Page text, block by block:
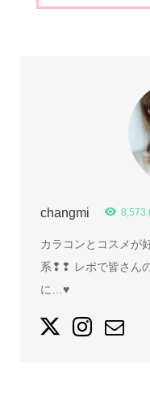
changmi
カラコンとコスメが
系❢❢ レポで皆さん
に…♥